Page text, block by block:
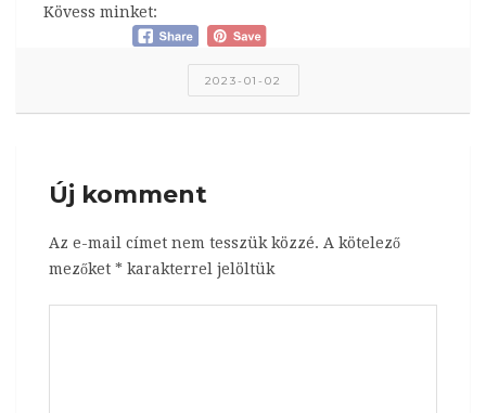
Kövess minket:
2023-01-02
Új komment
Az e-mail címet nem tesszük közzé. A kötelező
mezőket * karakterrel jelöltük